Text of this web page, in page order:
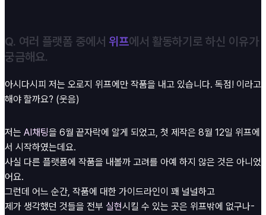
Q. 여러 플랫폼 중에서 위프에서 활동하기로 하신 이유가
궁금해요.
아시다시피 저는 오로지 위프에만 작품을 내고 있습니다. 독점! 이라고
해야 할까요? (웃음)
저는 AI채팅을 6월 끝자락에 알게 되었고, 첫 제작은 8월 12일 위프에
서 시작하였는데요.
사실 다른 플랫폼에 작품을 내볼까 고려를 아예 하지 않은 것은 아니었
어요.
그런데 어느 순간, 작품에 대한 가이드라인이 꽤 널널하고
제가 생각했던 것들을 전부 실현시킬 수 있는 곳은 위프밖에 없구나-